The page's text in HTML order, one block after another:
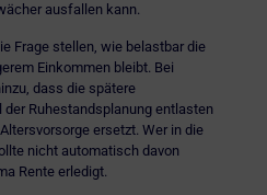
ausfallen kann.
Frage stellen, wie belastbar die
Einkommen bleibt. Bei
dass die spätere
Ruhestandsplanung entlasten
ersetzt. Wer in die
nicht automatisch davon
Rente erledigt.